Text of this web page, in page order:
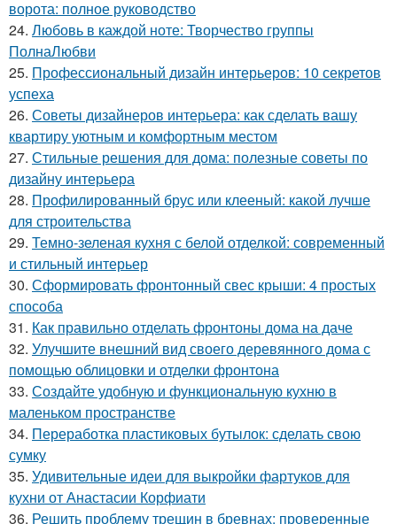
ворота: полное руководство
24. Любовь в каждой ноте: Творчество группы
ПолнаЛюбви
25. Профессиональный дизайн интерьеров: 10 секретов
успеха
26. Советы дизайнеров интерьера: как сделать вашу
квартиру уютным и комфортным местом
27. Стильные решения для дома: полезные советы по
дизайну интерьера
28. Профилированный брус или клееный: какой лучше
для строительства
29. Темно-зеленая кухня с белой отделкой: современный
и стильный интерьер
30. Сформировать фронтонный свес крыши: 4 простых
способа
31. Как правильно отделать фронтоны дома на даче
32. Улучшите внешний вид своего деревянного дома с
помощью облицовки и отделки фронтона
33. Создайте удобную и функциональную кухню в
маленьком пространстве
34. Переработка пластиковых бутылок: сделать свою
сумку
35. Удивительные идеи для выкройки фартуков для
кухни от Анастасии Корфиати
36. Решить проблему трещин в бревнах: проверенные